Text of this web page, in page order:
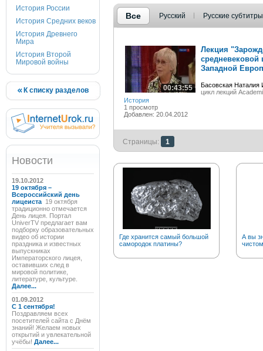
История России
История Средних веков
История Древнего
Мира
История Второй
Мировой войны
К списку разделов
Новости
19.10.2012
19 октября –
Всероссийский день
лицеиста 19 октября
традиционно отмечается
День лицея. Портал
UniverTV предлагает вам
подборку образовательных
видео об истории
праздника и известных
выпускниках
Императорского лицея,
оставивших след в
мировой политике,
литературе, культуре.
Далее...
01.09.2012
C 1 сентября!
Поздравляем всех
посетителей сайта с Днём
знаний! Желаем новых
открытий и увлекательной
учёбы! Далее...
Все Русский Русские субтитры
00:43:55
История
1 просмотр
Добавлен: 20.04.2012
Лекция
средневековой
Западной
Басовская Наталия
цикл лекций
Страницы: 1
Где хранится самый большой
самородок платины?
А вы